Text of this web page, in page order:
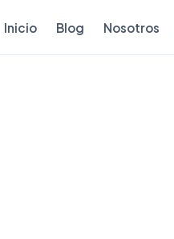
Inicio Blog Nosotros